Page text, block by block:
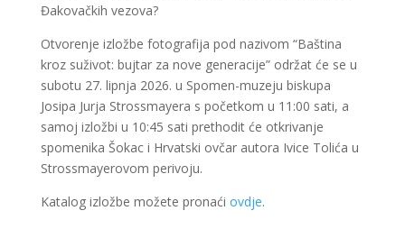
Đakovačkih vezova?
Otvorenje izložbe fotografija pod nazivom “Baština
kroz suživot: bujtar za nove generacije” održat će se u
subotu 27. lipnja 2026. u Spomen-muzeju biskupa
Josipa Jurja Strossmayera s početkom u 11:00 sati, a
samoj izložbi u 10:45 sati prethodit će otkrivanje
spomenika Šokac i Hrvatski ovčar autora Ivice Tolića u
Strossmayerovom perivoju.
Katalog izložbe možete pronaći ovdje.